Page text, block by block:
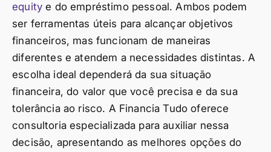
equity e do empréstimo pessoal. Ambos podem
ser ferramentas úteis para alcançar objetivos
financeiros, mas funcionam de maneiras
diferentes e atendem a necessidades distintas. A
escolha ideal dependerá da sua situação
financeira, do valor que você precisa e da sua
tolerância ao risco. A Financia Tudo oferece
consultoria especializada para auxiliar nessa
decisão, apresentando as melhores opções do